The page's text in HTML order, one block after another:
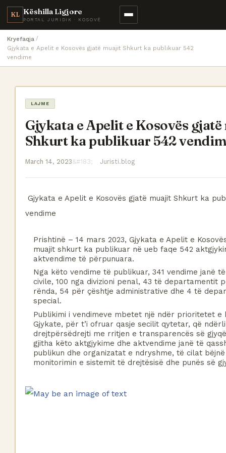
KL Këshilla Ligjore
PORTAL JURIDIK · KOSOVË
Kryefaqja
Gjykata e Apelit e Kosovës gjatë muajit Shkurt ka publikuar 542
vendime
LAJME
Gjykata e Apelit e Kosovës
Shkurt ka publikuar 542
March 14, 2023 Juristi.blog
Gjykata e Apelit e Kosovës gjatë muajit Shkurt ka
vendime
Prishtinë – 14 mars 2023, Gjykata e Apelit e
muajit shkurt ka publikuar në ueb faqe 542
aktvendime të përpunuara.
Nga këto vendime të publikuar, 341 vendime janë
civile, 100 nga divizioni penal, 43 të departamentit
rënda, 54 për çështje administrative dhe 4 të
special.
Publikimi i vendimeve mbetet një ndër prioritetet e
Gjykate, për t’i ofruar qasje secilit qytetar, që
drejtpërsëdrejti me rritjen e transparencës së
gjitha këto aktgjykime dhe aktvendime janë të
publikun dhe organizatat e ndryshme, të cilat bëjnë
monitorimin e sistemit të drejtësisë dhe punës së